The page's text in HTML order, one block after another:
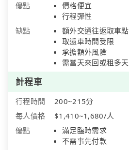
優點
價格便宜
行程彈性
缺點
額外交通往返取車點
取還車時間受限
承擔額外風險
需當天來回或租多天
計程車
行程時間
200~215分
每人價格
$1,410~1,680/人
優點
滿足臨時需求
不需事先付款